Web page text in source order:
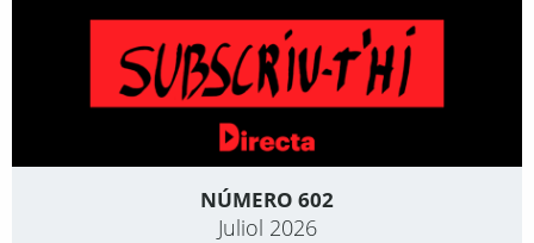
NÚMERO 602
Juliol 2026